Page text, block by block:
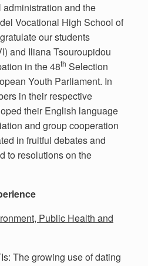
and the
Vocational High School of
our students
and Iliana Tsouroupidou
in the 48th Selection
Youth Parliament. In
in their respective
their English language
and group cooperation
in fruitful debates and
to resolutions on the
Public Health and
The growing use of dating